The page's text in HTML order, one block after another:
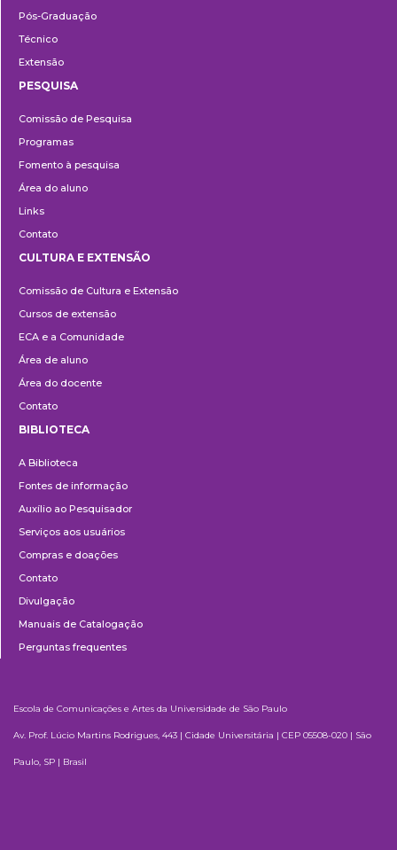
Pós-Graduação
Técnico
Extensão
PESQUISA
Comissão de Pesquisa
Programas
Fomento à pesquisa
Área do aluno
Links
Contato
e
Extensão
CULTURA E EXTENSÃO
Comissão de Cultura e Extensão
Cursos de extensão
ECA e a Comunidade
Área de aluno
Área do docente
Contato
BIBLIOTECA
A Biblioteca
Fontes de informação
Auxílio ao Pesquisador
Serviços aos usuários
Compras e doações
Contato
Divulgação
Manuais de Catalogação
Perguntas frequentes
Escola de Comunicações e Artes da Universidade de São Paulo
Av. Prof. Lúcio Martins Rodrigues, 443 | Cidade Universitária | CEP 05508-020 | São
Paulo, SP | Brasil